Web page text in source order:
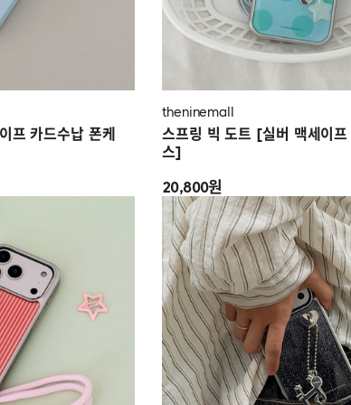
프 카드수납 폰케
theninemall
스프링 빅 도트 [실버 맥세이프
스]
20,800원